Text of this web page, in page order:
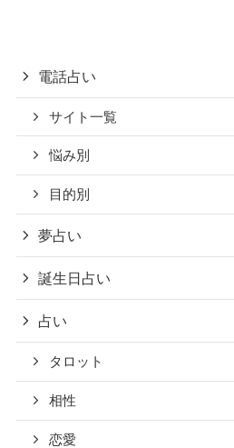
電話占い
サイト一覧
悩み別
目的別
夢占い
誕生日占い
占い
タロット
相性
恋愛